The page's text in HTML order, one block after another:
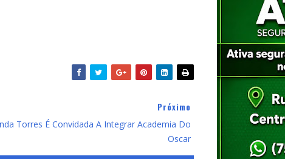
Próximo
Torres É Convidada A Integrar Academia Do
Oscar